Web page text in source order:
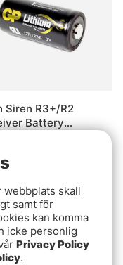
Siren R3+/R2
Battery
webbplats skall
samt för
kan komma
icke personlig
Privacy Policy
.